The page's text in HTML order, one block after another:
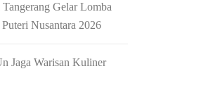
Gelar Lomba
Nusantara 2026
Jaga Warisan Kuliner